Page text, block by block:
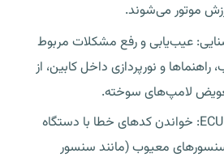
موتور می‌شوند.
عیب‌یابی و رفع مشکلات مربوط
و نورپردازی داخل کابین، از
لامپ‌های سوخته.
عیب‌یابی سنسورها و ECU: خواندن کدهای خطا با دستگاه
معیوب (مانند سنسور